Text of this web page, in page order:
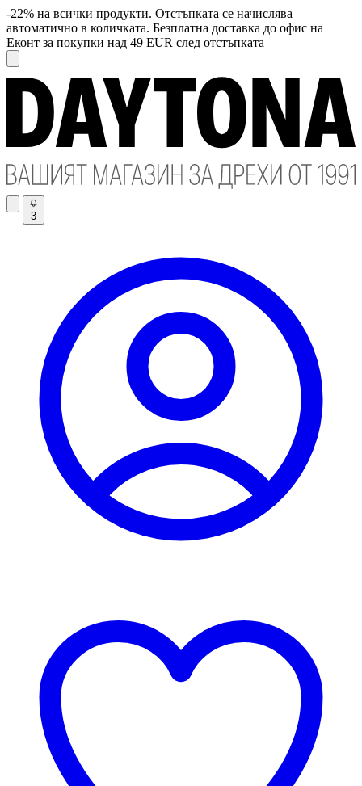
-22% на всички продукти. Отстъпката се начислява
автоматично в количката. Безплатна доставка до офис на
Еконт за покупки над 49 EUR след отстъпката
3